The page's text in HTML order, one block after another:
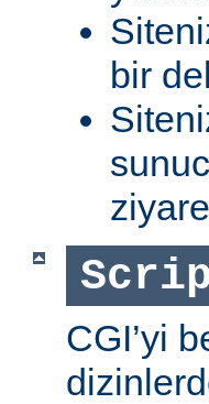
bir
CGI’yi